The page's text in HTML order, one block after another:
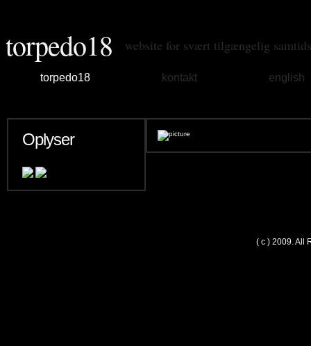
torpedo18 website for svært tilgængelig
torpedo18 kontakt english
Oplyser
( c ) 2009. All